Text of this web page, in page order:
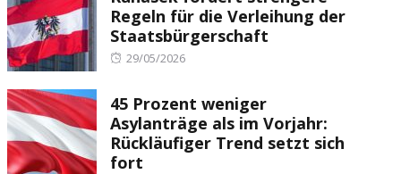
Regeln für die Verleihung der
Staatsbürgerschaft
Posted
29/05/2026
45 Prozent weniger
Asylanträge als im Vorjahr:
Rückläufiger Trend setzt sich
fort